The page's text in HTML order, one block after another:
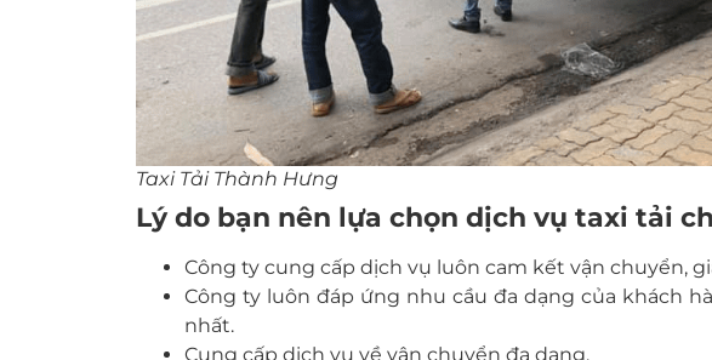
Taxi Tải Thành Hưng
Lý do bạn nên lựa chọn dịch vụ taxi tải
Công ty cung cấp dịch vụ luôn cam kết vận chuyển,
Công ty luôn đáp ứng nhu cầu đa dạng của khách
nhất.
Cung cấp dịch vụ về vận chuyển đa dạng.